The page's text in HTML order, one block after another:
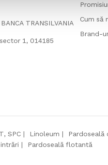
TRANSILVANIA
1, 014185
Cum să
Brand-
SPC Linoleum Pardoseală
Pardoseală flotantă